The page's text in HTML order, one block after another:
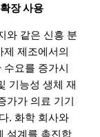
장 사용
와 같은 신흥 분
제조에서의
요를 증가시
기능성 생체 재
가가 의료 기기
. 화학 회사와
설계를 촉진합